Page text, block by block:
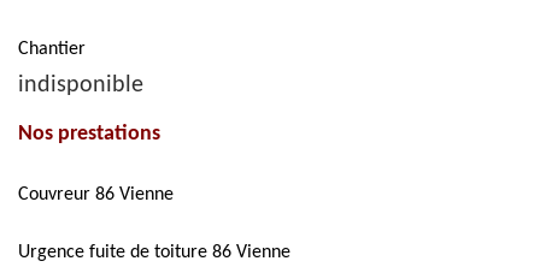
Chantier
indisponible
Nos prestations
Couvreur 86 Vienne
Urgence fuite de toiture 86 Vienne